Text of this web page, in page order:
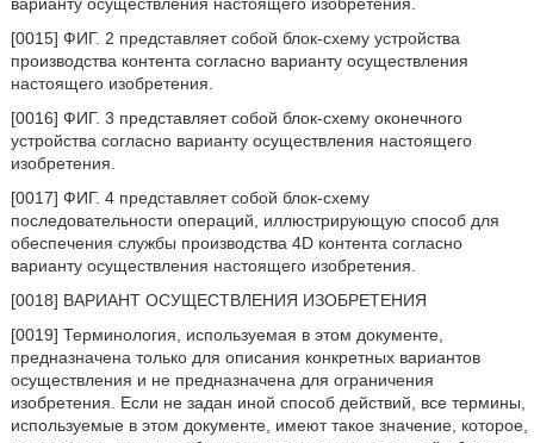
[0015] ФИГ. 2 представляет собой блок-схему устройства
производства контента согласно варианту осуществления
настоящего изобретения.
[0016] ФИГ. 3 представляет собой блок-схему оконечного
устройства согласно варианту осуществления настоящего
изобретения.
[0017] ФИГ. 4 представляет собой блок-схему
последовательности операций, иллюстрирующую способ для
обеспечения службы производства 4D контента согласно
варианту осуществления настоящего изобретения.
[0018] ВАРИАНТ ОСУЩЕСТВЛЕНИЯ ИЗОБРЕТЕНИЯ
[0019] Терминология, используемая в этом документе,
предназначена только для описания конкретных вариантов
осуществления и не предназначена для ограничения
изобретения. Если не задан иной способ действий, все термины,
используемые в этом документе, имеют такое значение, которое,